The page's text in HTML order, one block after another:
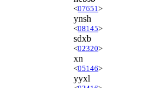
<07651 >
ynsh
<08145>
sdxb
<02320>
xn
<05146>
yyxl